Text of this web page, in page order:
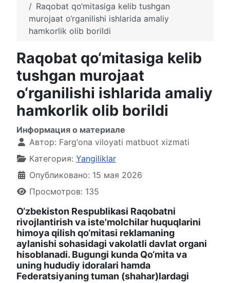
Raqobat qo‘mitasiga kelib tushgan
murojaat o‘rganilishi ishlarida amaliy
hamkorlik olib borildi
Raqobat qo‘mitasiga kelib
tushgan murojaat
o‘rganilishi ishlarida amaliy
hamkorlik olib borildi
Информация о материале
Автор: Farg‘ona viloyati matbuot xizmati
Категория: Yangiliklar
Опубликовано: 15 мая 2026
Просмотров: 135
O‘zbekiston Respublikasi Raqobatni
rivojlantirish va iste'molchilar huquqlarini
himoya qilish qo‘mitasi reklamaning
aylanishi sohasidagi vakolatli davlat organi
hisoblanadi. Bugungi kunda Qo‘mita va
uning hududiy idoralari hamda
Federatsiyaning tuman (shahar)lardagi